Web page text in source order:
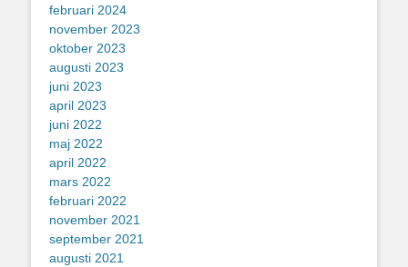
februari 2024
november 2023
oktober 2023
augusti 2023
juni 2023
april 2023
juni 2022
maj 2022
april 2022
mars 2022
februari 2022
november 2021
september 2021
augusti 2021